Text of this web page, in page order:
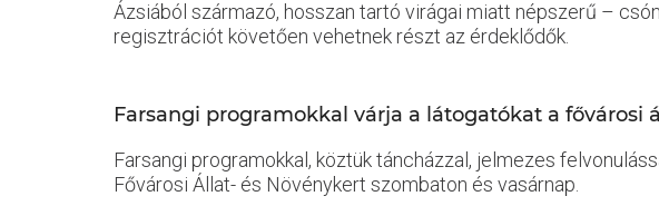
Ázsiából származó, hosszan tartó virágai miatt népszerű –
regisztrációt követően vehetnek részt az érdeklődők.
Farsangi programokkal várja a látogatókat a fővárosi
Farsangi programokkal, köztük táncházzal, jelmezes
Fővárosi Állat- és Növénykert szombaton és vasárnap.